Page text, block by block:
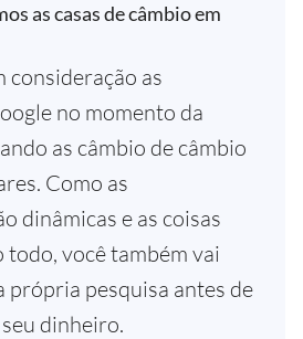
as casas de câmbio em
consideração as
no momento da
as câmbio de câmbio
Como as
dinâmicas e as coisas
todo, você também vai
própria pesquisa antes de
dinheiro.